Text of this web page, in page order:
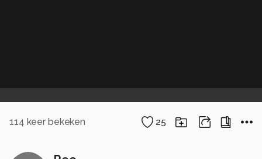
114 keer bekeken 25